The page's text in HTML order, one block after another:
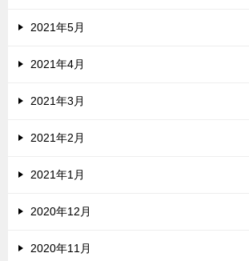
2021年5月
2021年4月
2021年3月
2021年2月
2021年1月
2020年12月
2020年11月